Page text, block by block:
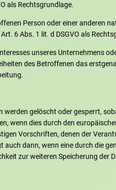
als Rechtsgrundlage.
Person oder einer anderen
6 Abs. 1 lit. d DSGVO als
unseres Unternehmens
des Betroffenen das
gelöscht oder gesperrt,
wenn dies durch den
Vorschriften, denen der
dann, wenn eine durch die
zur weiteren Speicherung der